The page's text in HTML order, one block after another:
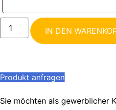
IN DEN
Produkt anfragen
Sie möchten als gewerblicher